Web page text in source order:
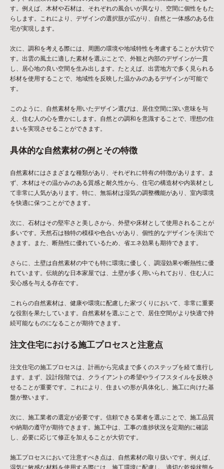
す。例えば、木材や石材は、それぞれの風合いが異なり、空間に個性をもた
らします。これにより、デザインの選択肢が広がり、自然と一体感のある住
宅が実現します。
次に、調和を考える際には、周囲の環境や地域特性を考慮することが大切で
す。出雲の風土に適した素材を選ぶことで、外観と内部のデザインが一貫
し、居心地の良い空間を生み出します。たとえば、出雲地方で多く見られる
杉材を使用することで、地域性を反映した温かみのあるデザインが可能で
す。
このように、自然素材を用いたデザイン選びは、居住空間に深い意味を与
え、住む人の心を豊かにします。自然との調和を意識することで、理想の住
まいを実現させることができます。
具体的な自然素材の例とその特徴
自然素材にはさまざまな種類があり、それぞれに特有の特徴があります。ま
ず、木材はその温かみのある質感と耐久性から、住宅の構造材や内装材とし
て非常に人気があります。特に、無垢材は湿気の調整機能があり、室内環境
を快適に保つことができます。
次に、石材はその堅牢さと美しさから、外壁や床材として使用されることが
多いです。天然石は独特の模様や色合いがあり、個性的なデザインを演出で
きます。また、断熱性に優れているため、省エネ効果も期待できます。
さらに、土壁は自然素材の中でも特に環境に優しく、調湿効果や断熱性に優
れています。伝統的な日本家屋では、土壁が多く用いられており、住む人に
安心感を与える存在です。
これらの自然素材は、健康や環境に配慮した家づくりにおいて、非常に重要
な役割を果たしています。自然素材を選ぶことで、居住空間がより快適で持
続可能なものになることが期待できます。
注文住宅における施工プロセスと注意点
注文住宅の施工プロセスは、計画から完成まで多くのステップを経て進行し
ます。まず、設計段階では、クライアントの希望やライフスタイルを反映さ
せることが重要です。これにより、住まいの形が具体化し、施工に向けた基
盤が整います。
次に、施工業者の選定が必要です。信頼できる業者を選ぶことで、施工品質
や納期の遵守が期待できます。施工中は、工事の進捗状況を定期的に確認
し、必要に応じて修正を加えることが大切です。
施工プロセスにおいて注意すべき点は、自然素材の取り扱いです。例えば、
湿気に敏感な材料を使用する際には、施工環境に配慮し、適切な乾燥状態を